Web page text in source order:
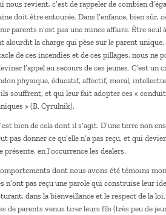
nous revient, c’est de rappeler de combien
doit être entourée. Dans l’enfance, bien sûr,
parents n’est pas une mince affaire. Être seul
alourdit la charge qui pèse sur le parent unique.
de ces incendies et de ces pillages, nous ne
l’appel au secours de ces jeunes. C’est un
physique, éducatif, affectif, moral,
souffrent, et qui leur fait adopter ces «
» (B. Cyrulnik).
bien de cela dont il s’agit. D’une terre non
pas donner ce qu’elle n’a pas reçu, et qui
présente, en l’occurrence les dealers.
dont nous avons été témoins
n’ont pas reçu une parole qui construise leur
dans la bienveillance et le respect de la loi.
de parents venus tirer leurs fils (très peu de